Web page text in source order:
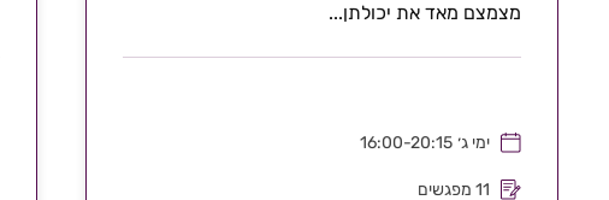
מצמצם מאד את יכולתן...
ימי ג׳ 16:00-20:15
11 מפגשים